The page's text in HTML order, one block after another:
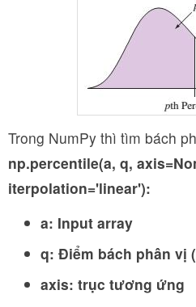
Trong NumPy thì tìm bách
np.percentile(a, q,
iterpolation='linear'):
a: Input array
q: Điểm bách phân vị
axis: trục tương ứng